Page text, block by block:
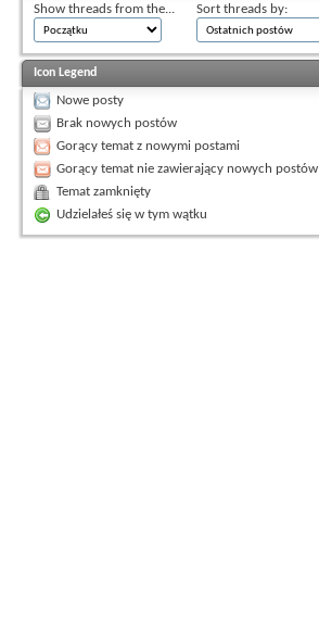
Show threads from the... Sort threads by:
Icon Legend
Nowe posty
Brak nowych postów
Gorący temat z nowymi postami
Gorący temat nie zawierający nowych postów
Temat zamknięty
Udzielałeś się w tym wątku